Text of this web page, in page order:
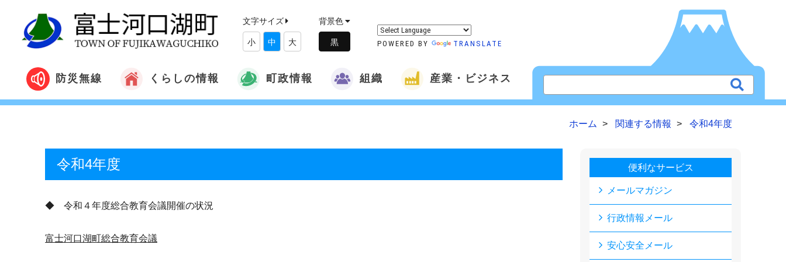
文字サイズ
小 中 大
背景色
POWERED BY TRANSLATE
防災無線 くらしの情報 町政情報 組織 産業・ビジネス
ホーム 関連する情報 令和4年度
令和4年度
◆ 令和４年度総合教育会議開催の状況
富士河口湖町総合教育会議
便利なサービス
メールマガジン
行政情報メール
安心安全メール